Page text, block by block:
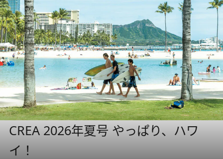
CREA 2026年夏号 やっぱり、ハワ
イ！